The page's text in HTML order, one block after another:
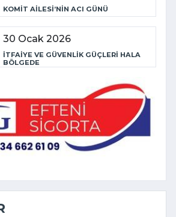
KOMİT AİLESİ’NİN ACI GÜNÜ
30 Ocak 2026
İTFAİYE VE GÜVENLİK GÜÇLERİ HALA
BÖLGEDE